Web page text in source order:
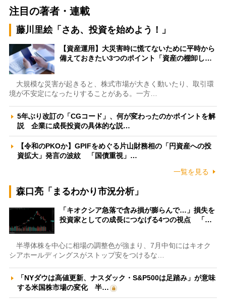
注目の著者・連載
藤川里絵「さあ、投資を始めよう！」
【資産運用】大災害時に慌てないために平時から
備えておきたい3つのポイント「資産の棚卸し…
大規模な災害が起きると、株式市場が大きく動いたり、取引環
境が不安定になったりすることがある。一方…
5年ぶり改訂の「CGコード」、何が変わったのかポイントを解
説 企業に成長投資の具体的な説…
【令和のPKOか】GPIFをめぐる片山財務相の「円資産への投
資拡大」発言の波紋 「国債重視」…
一覧を見る
森口亮「まるわかり市況分析」
「キオクシア急落で含み損が膨らんで…」損失を
投資家としての成長につなげる4つの視点 「…
半導体株を中心に相場の調整色が強まり、7月中旬にはキオク
シアホールディングスがストップ安をつけるな…
「NYダウは高値更新、ナスダック・S&P500は足踏み」が意味
する米国株市場の変化 半…